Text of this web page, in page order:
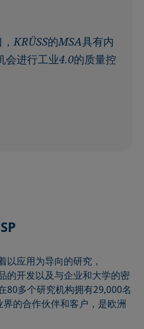
KRÜSS的MSA具有内
会进行工业4.0的质量控
应用为导向的研究，
的开发以及与企业和大学的密
多个研究机构拥有29,000名
的合作伙伴和客户，是欧洲